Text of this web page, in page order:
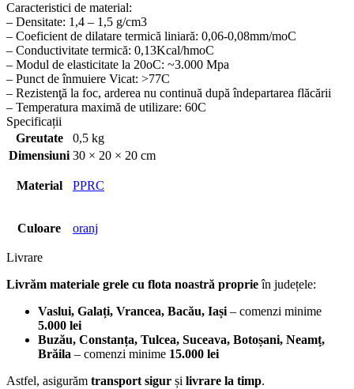
Caracteristici de material:
– Densitate: 1,4 – 1,5 g/cm3
– Coeficient de dilatare termică liniară: 0,06-0,08mm/moC
– Conductivitate termică: 0,13Kcal/hmoC
– Modul de elasticitate la 20oC: ~3.000 Mpa
– Punct de înmuiere Vicat: >77C
– Rezistenţă la foc, arderea nu continuă după îndepartarea flăcării
– Temperatura maximă de utilizare: 60C
Specificații
Greutate
0,5 kg
Dimensiuni 30 × 20 × 20 cm
Material PPRC
Culoare oranj
Livrare
Livrăm materiale grele cu flota noastră proprieîn județele:
Vaslui, Galați, Vrancea, Bacău, Iași– comenzi minime
5.000 lei
Buzău, Constanța, Tulcea, Suceava, Botoșani, Neamț,
Brăila – comenzi minime 15.000 lei
Astfel, asigurăm transport sigur și livrare la timp.